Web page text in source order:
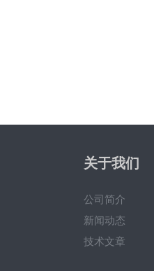
关于我们
公司简介
新闻动态
技术文章